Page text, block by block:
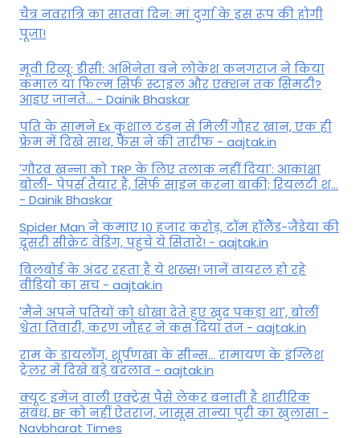
चैत्र नवरात्रि का सातवां दिन: मां दुर्गा के इस रूप की होगी
पूजा!
मूवी रिव्यू: डीसी: अभिनेता बने लोकेश कनगराज ने किया
कमाल या फिल्म सिर्फ स्टाइल और एक्शन तक सिमटी?
आइए जानते... - Dainik Bhaskar
पति के सामने Ex कुशाल टंडन से मिलीं गौहर खान, एक ही
फ्रेम में दिखे साथ, फैंस ने की तारीफ - aajtak.in
'गौरव खन्ना को TRP के लिए तलाक नहीं दिया': आकांक्षा
बोलीं- पेपर्स तैयार हैं, सिर्फ साइन करना बाकी; रियलटी श...
- Dainik Bhaskar
Spider Man ने कमाए 10 हजार करोड़, टॉम हॉलैेंड-जैंडेया की
दूसरी सीक्रेट वेडिंग, पहुंचे ये सितारे! - aajtak.in
बिलबोर्ड के अंदर रहता है ये शख्स! जानें वायरल हो रहे
वीडियो का सच - aajtak.in
'मैंने अपने पतियों को धोखा देते हुए खुद पकड़ा था', बोलीं
श्वेता तिवारी, करण जौहर ने कस दिया तंज - aajtak.in
राम के डायलॉग, शूर्पणखा के सीन्स... रामायण के इंग्लिश
ट्रेलर में दिखे बड़े बदलाव - aajtak.in
क्यूट इमेज वाली एक्ट्रेस पैसे लेकर बनाती है शारीरिक
संबंध, BF को नहीं ऐतराज, जासूस तान्‍या पुरी का खुलासा -
Navbharat Times